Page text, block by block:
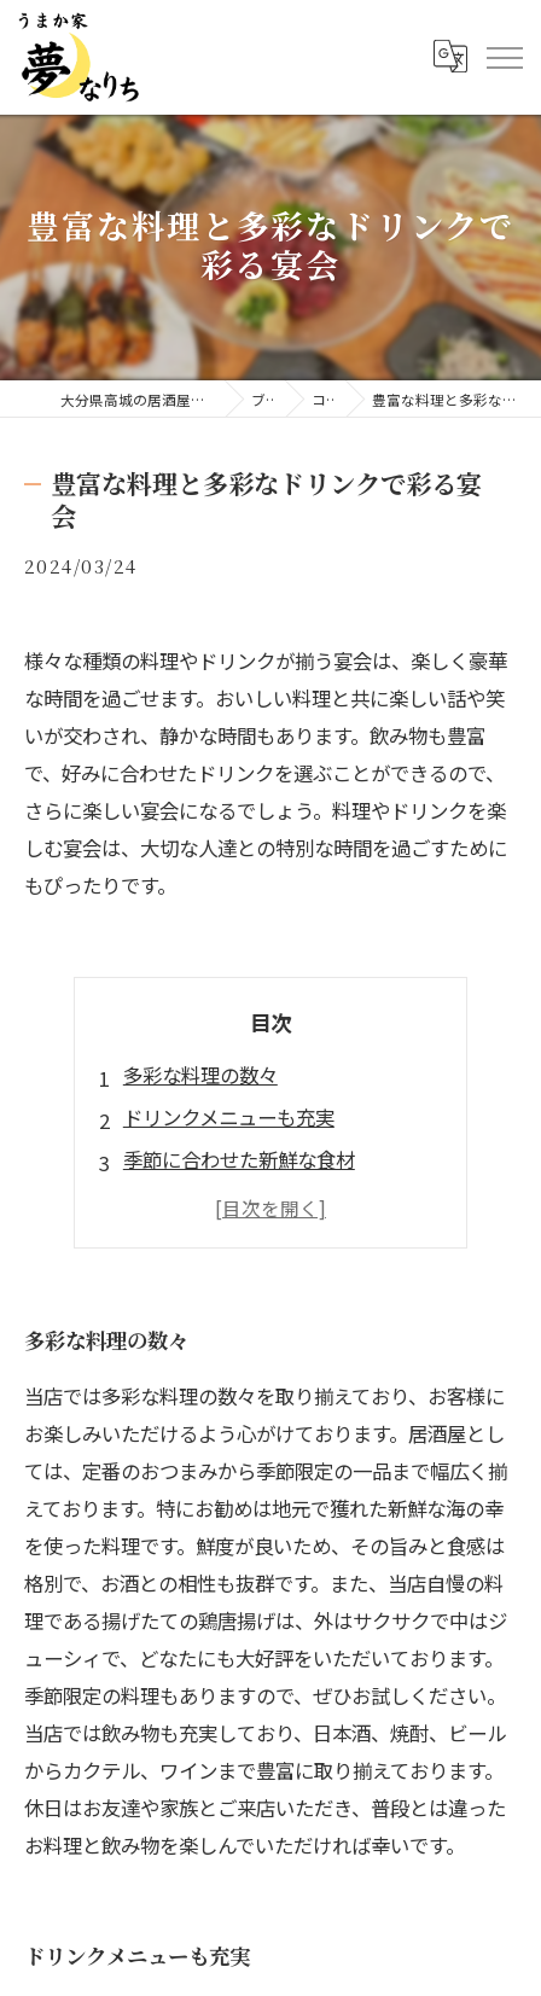
豊富な料理と多彩なドリンクで
彩る宴会
大分県高城の居酒屋ならうまか家 夢なりち ブログ コラム 豊富な料理と多彩なドリンクで彩る宴会
豊富な料理と多彩なドリンクで彩る宴
会
2024/03/24
様々な種類の料理やドリンクが揃う宴会は、楽しく豪華
な時間を過ごせます。おいしい料理と共に楽しい話や笑
いが交わされ、静かな時間もあります。飲み物も豊富
で、好みに合わせたドリンクを選ぶことができるので、
さらに楽しい宴会になるでしょう。料理やドリンクを楽
しむ宴会は、大切な人達との特別な時間を過ごすために
もぴったりです。
目次
多彩な料理の数々
ドリンクメニューも充実
季節に合わせた新鮮な食材
さまざまなスタイルで提供
贅沢な空間で味わう
多彩な料理の数々
当店では多彩な料理の数々を取り揃えており、お客様に
お楽しみいただけるよう心がけております。居酒屋とし
ては、定番のおつまみから季節限定の一品まで幅広く揃
えております。特にお勧めは地元で獲れた新鮮な海の幸
を使った料理です。鮮度が良いため、その旨みと食感は
格別で、お酒との相性も抜群です。また、当店自慢の料
理である揚げたての鶏唐揚げは、外はサクサクで中はジ
ューシィで、どなたにも大好評をいただいております。
季節限定の料理もありますので、ぜひお試しください。
当店では飲み物も充実しており、日本酒、焼酎、ビール
からカクテル、ワインまで豊富に取り揃えております。
休日はお友達や家族とご来店いただき、普段とは違った
お料理と飲み物を楽しんでいただければ幸いです。
ドリンクメニューも充実